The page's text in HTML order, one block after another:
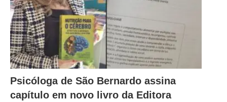
Psicóloga de São Bernardo assina
capítulo em novo livro da Editora